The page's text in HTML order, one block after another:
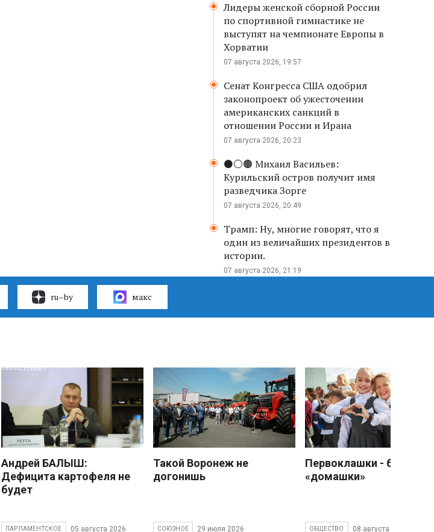
Лидеры женской сборной России
по спортивной гимнастике не
выступят на чемпионате Европы в
Хорватии
07 августа 2026, 19:57
Сенат Конгресса США одобрил
законопроект об ужесточении
американских санкций в
отношении России и Ирана
07 августа 2026, 20:23
⚫️⚪️🟤 Михаил Васильев:
Курильский остров получит имя
разведчика Зорге
07 августа 2026, 20:49
Трамп: Ну, многие говорят, что я
один из величайших президентов в
истории.
07 августа 2026, 21:19
ru–by макс
Андрей БАЛЫШ:
Дефицита картофеля не
будет
ПАРЛАМЕНТСКОЕ 05 августа 2026
Такой Воронеж не
догонишь
СОЮЗНОЕ 29 июля 2026
Первоклашки - без
«домашки»
ОБЩЕСТВО 08 августа 2026